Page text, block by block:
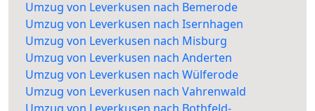
Umzug von Leverkusen nach Bemerode
Umzug von Leverkusen nach Isernhagen
Umzug von Leverkusen nach Misburg
Umzug von Leverkusen nach Anderten
Umzug von Leverkusen nach Wülferode
Umzug von Leverkusen nach Vahrenwald